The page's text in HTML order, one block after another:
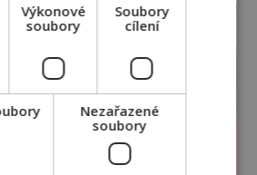
Výkonové
soubory
Soubory
cílení
Nezařazené
soubory